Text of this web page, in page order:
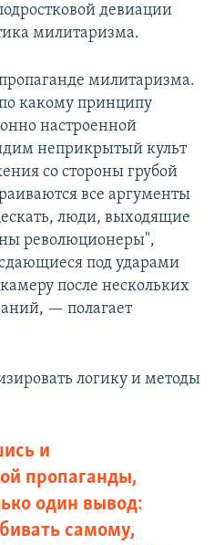
1080p
720p
1080p
девиации
милитаризма.
милитаризма.
какому принципу
настроенной
неприкрытый культ
со стороны грубой
все аргументы
люди, выходящие
революционеры",
под ударами
после нескольких
— полагает
логику и методы
и
пропаганды,
один вывод:
самому,